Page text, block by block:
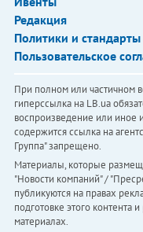
Редакция
Политики и стандарты
Пользовательское
При полном или частичном
гиперссылка на LB.ua
воспроизведение или иное
содержится ссылка на
Группа" запрещено.
Материалы, которые
"Новости компаний" /
публикуются на правах
подготовке этого контента
материалах.